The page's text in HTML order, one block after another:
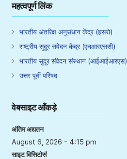
महत्वपूर्ण लिंक
भारतीय अंतरिक्ष अनुसंधान केंद्र (इसरो)
राष्ट्रीय सुदूर संवेदन केंद्र (एनआरएससी)
भारतीय सुदूर संवेदन संस्थान (आईआईआरएस)
उत्तर पूर्वी परिषद
वेबसाइट आँकड़े
अंतिम अद्यतन
August 6, 2026 - 4:15 pm
साइट विसिटोर्स